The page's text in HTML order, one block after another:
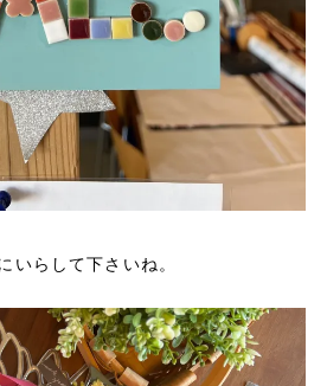
いらして下さいね。